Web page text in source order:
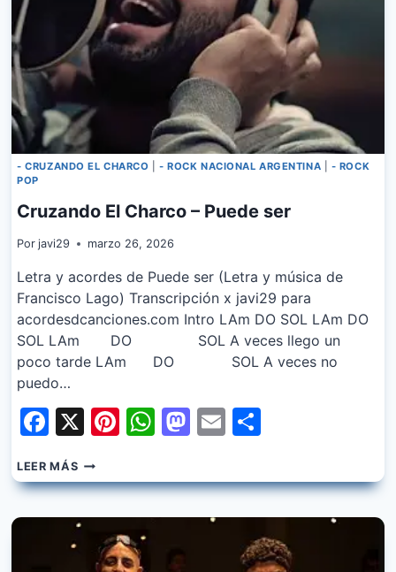
- CRUZANDO EL CHARCO |- ROCK NACIONAL ARGENTINA
- ROCK
POP
Cruzando El Charco – Puede ser
Por javi29 marzo 26, 2026
Letra y acordes de Puede ser (Letra y música de
Francisco Lago) Transcripción x javi29 para
acordesdcanciones.com Intro LAm DO SOL LAm DO
SOL LAm DO SOL A veces llego un
poco tarde LAm DO SOL A veces no
puedo…
Facebook
X Pinterest
WhatsApp
Mastodon
Email
LEER MÁSCRUZANDO
EL
CHARCO
PUEDE
SER